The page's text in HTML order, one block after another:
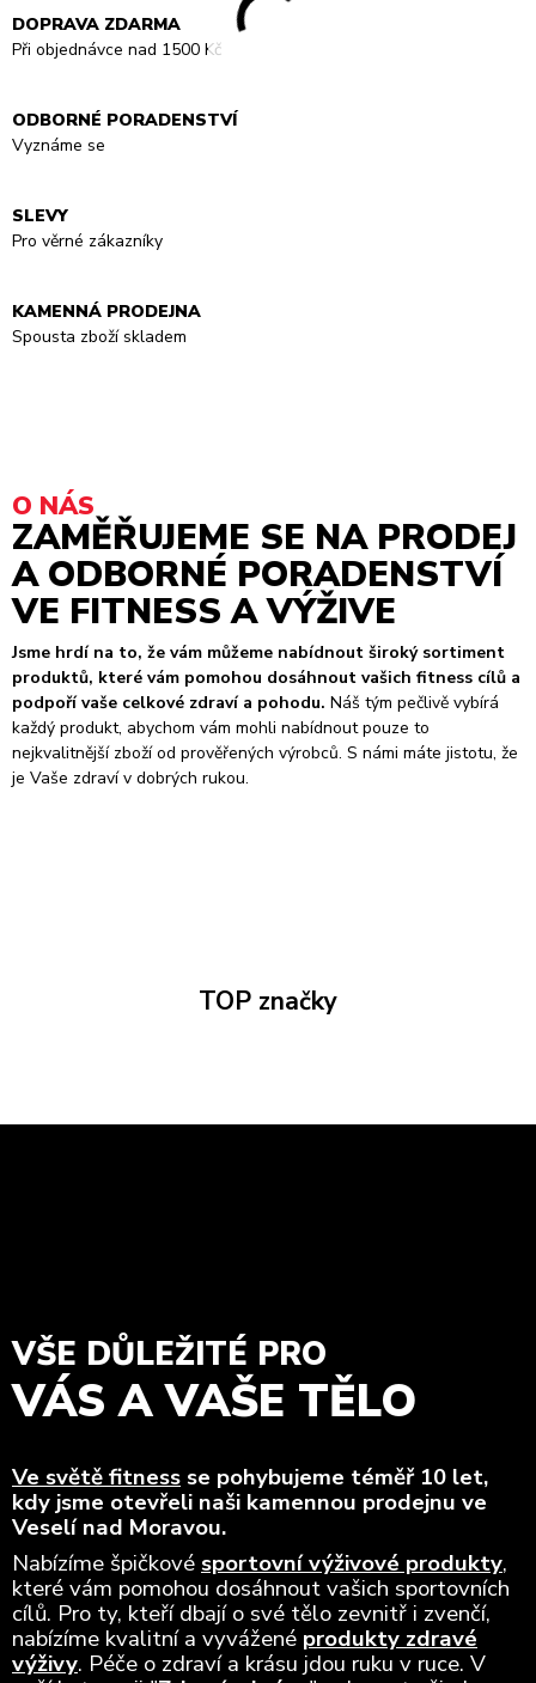
DOPRAVA ZDARMA
Při objednávce nad 1500 Kč
ODBORNÉ PORADENSTVÍ
Vyznáme se
SLEVY
Pro věrné zákazníky
KAMENNÁ PRODEJNA
Spousta zboží skladem
O NÁS
ZAMĚŘUJEME SE NA PRODEJ
A ODBORNÉ PORADENSTVÍ
VE FITNESS A VÝŽIVE
Jsme hrdí na to, že vám můžeme nabídnout široký sortiment
produktů, které vám pomohou dosáhnout vašich fitness cílů a
podpoří vaše celkové zdraví a pohodu. Náš tým pečlivě vybírá
každý produkt, abychom vám mohli nabídnout pouze to
nejkvalitnější zboží od prověřených výrobců. S námi máte jistotu, že
je Vaše zdraví v dobrých rukou.
TOP značky
VŠE DŮLEŽITÉ PRO
VÁS A VAŠE TĚLO
Ve světě fitness se pohybujeme téměř 10 let,
kdy jsme otevřeli naši kamennou prodejnu ve
Veselí nad Moravou.
Nabízíme špičkové sportovní výživové produkty,
které vám pomohou dosáhnout vašich sportovních
cílů. Pro ty, kteří dbají o své tělo zevnitř i zvenčí,
nabízíme kvalitní a vyvážené produkty zdravé
výživy. Péče o zdraví a krásu jdou ruku v ruce. V